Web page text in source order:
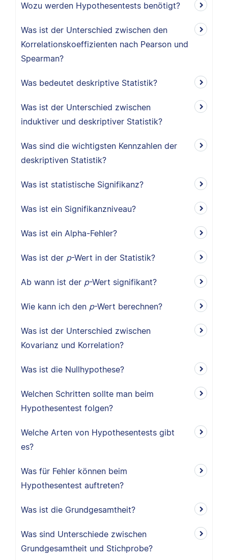
Wozu werden Hypothesentests benötigt?
Was ist der Unterschied zwischen den
Korrelationskoeffizienten nach Pearson und
Spearman?
Was bedeutet deskriptive Statistik?
Was ist der Unterschied zwischen
induktiver und deskriptiver Statistik?
Was sind die wichtigsten Kennzahlen der
deskriptiven Statistik?
Was ist statistische Signifikanz?
Was ist ein Signifikanzniveau?
Was ist ein Alpha-Fehler?
Was ist der p-Wert in der Statistik?
Ab wann ist der p-Wert signifikant?
Wie kann ich den p-Wert berechnen?
Was ist der Unterschied zwischen
Kovarianz und Korrelation?
Was ist die Nullhypothese?
Welchen Schritten sollte man beim
Hypothesentest folgen?
Welche Arten von Hypothesentests gibt
es?
Was für Fehler können beim
Hypothesentest auftreten?
Was ist die Grundgesamtheit?
Was sind Unterschiede zwischen
Grundgesamtheit und Stichprobe?